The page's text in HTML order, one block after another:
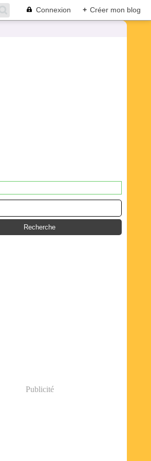
Connexion + Créer mon blog
Publicité